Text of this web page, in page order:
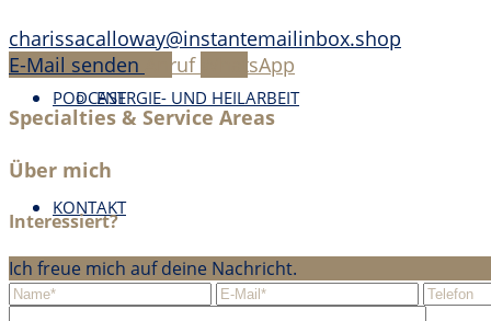
ENERGIE- UND HEILARBEIT
PODCAST
KONTAKT
charissacalloway@instantemailinbox.shop
E-Mail senden
Anruf
WhatsApp
Specialties & Service Areas
Über mich
Interessiert?
Ich freue mich auf deine Nachricht.